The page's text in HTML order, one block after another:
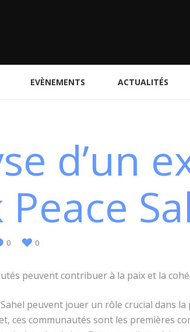
EVÈNEMENTS ACTUALITÉS
d’un
0 0
peuvent contribuer à la paix et la
peuvent jouer un rôle crucial dans
ces communautés sont les premières